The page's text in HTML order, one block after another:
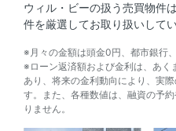
ウィル・ビーの扱う売買物件
件を厳選してお取り扱いしてい
※月々の金額は頭金0円、都市銀行
※ローン返済額および金利は、あ
あり、将来の金利動向により、実
す。また、各種数値は、融資の予
りません。